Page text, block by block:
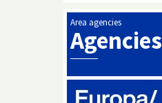
Area agencies
Agencies